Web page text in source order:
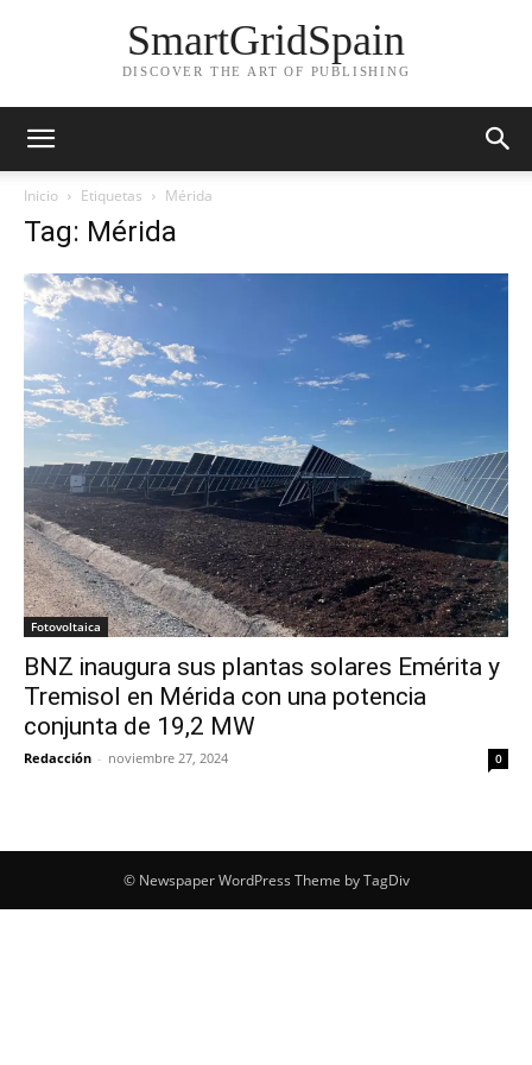
SmartGridSpain
DISCOVER THE ART OF PUBLISHING
Inicio Etiquetas Mérida
Tag: Mérida
Fotovoltaica
BNZ inaugura sus plantas solares Emérita y
Tremisol en Mérida con una potencia
conjunta de 19,2 MW
Redacción - noviembre 27, 2024 0
© Newspaper WordPress Theme by TagDiv